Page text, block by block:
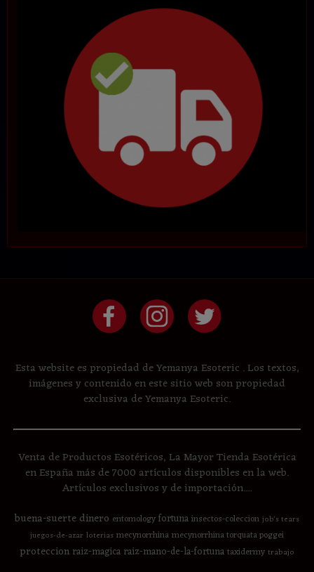
Esta website es propiedad de Yemanya Esoteric . Los textos,
imágenes y contenido en este sitio web son propiedad
exclusiva de Yemanya Esoteric.
Venta de Productos Esotéricos, La Mayor Tienda Esotérica
en España más de 7000 artículos disponibles en la web.
Artículos exclusivos y de importación....
buena-suertedinero entomologyfortunainsectos-coleccion job's tears
juegos-de-azar loterias mecynorrhinamecynorrhina torquata poggei
proteccion raiz-magica raiz-mano-de-la-fortunataxidermy trabajo